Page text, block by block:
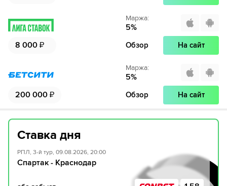
8 000 ₽
Маржа:
5%
Обзор На сайт
200 000 ₽
Маржа:
5%
Обзор На сайт
Ставка дня
РПЛ, 3-й тур, 09.08.2026, 20:00
Спартак - Краснодар